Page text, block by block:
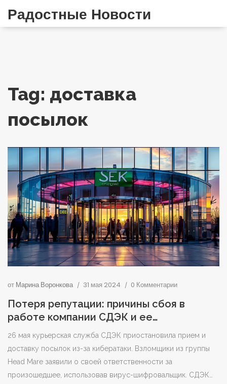
Радостные Новости
Tag: доставка
посылок
от Марина Воронкова 31 мая 2024 0 Комментарии
Потеря репутации: причины сбоя в
работе компании СДЭК и ее
последствия
26 мая курьерская служба СДЭК приостановила прием и
доставку посылок из-за кибератаки. Взломщики из группы
Head Mare заявили о своей ответственности за
произошедшее, использовав вирус-шифровальщик. СДЭК